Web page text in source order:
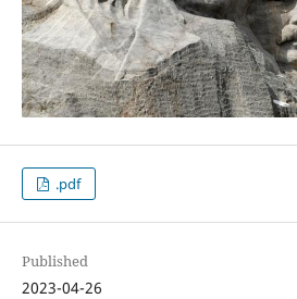
.pdf
Published
2023-04-26